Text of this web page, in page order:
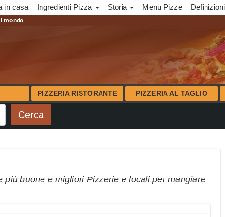
in casa Ingredienti Pizza Storia Menu Pizze Definizioni
mondo
PIZZERIA RISTORANTE PIZZERIA AL TAGLIO
più buone e migliori Pizzerie e locali per mangiare